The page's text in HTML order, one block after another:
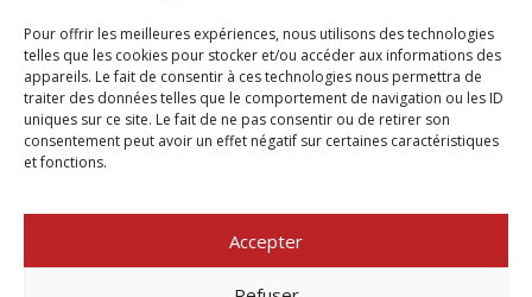
Pour offrir les meilleures expériences, nous utilisons des technologies
telles que les cookies pour stocker et/ou accéder aux informations des
appareils. Le fait de consentir à ces technologies nous permettra de
traiter des données telles que le comportement de navigation ou les ID
uniques sur ce site. Le fait de ne pas consentir ou de retirer son
consentement peut avoir un effet négatif sur certaines caractéristiques
et fonctions.
Accepter
FAQ
Mentions légales
Politique de cookies (UE)
magasin Paris Store
Où nous trouver